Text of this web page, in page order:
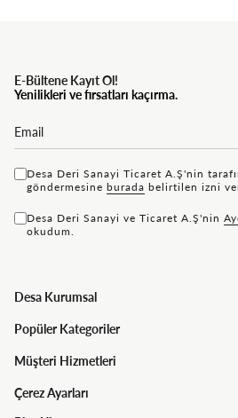
E-Bültene Kayıt Ol!
Yenilikleri ve fırsatları kaçırma.
Desa Deri Sanayi Ticaret A.Ş'nin
göndermesine bu rada belirtilen izni
Desa Deri Sanayi ve Ticaret A.Ş'nin
okudum.
Desa Kurumsal
Popüler Kategoriler
Müşteri Hizmetleri
Çerez Ayarları